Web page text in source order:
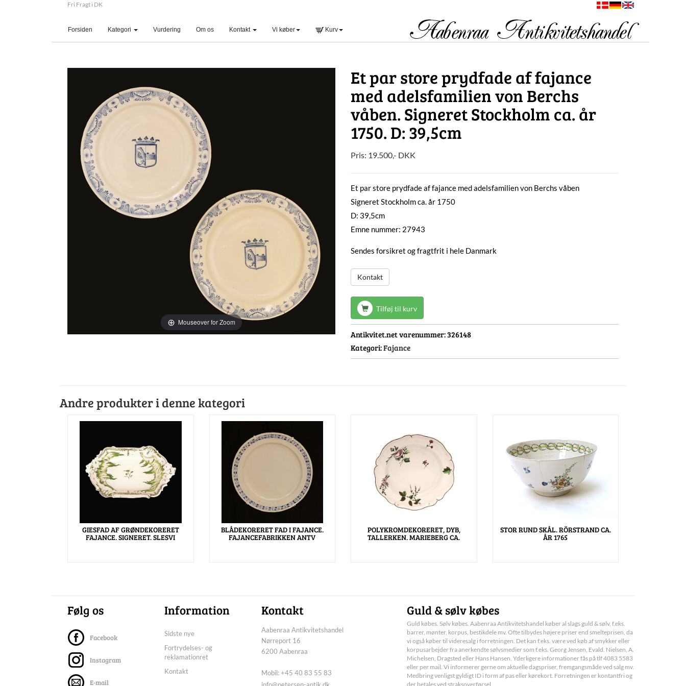
Fri Fragt i DK
Forsiden (current)Kategori Vurdering Om os Kontakt Vi køber Kurv
Mouseover for Zoom
Et par store prydfade af fajance
med adelsfamilien von Berchs
våben. Signeret Stockholm ca. år
1750. D: 39,5cm
Pris: 19.500,- DKK
Et par store prydfade af fajance med adelsfamilien von Berchs våben
Signeret Stockholm ca. år 1750
D: 39,5cm
Emne nummer: 27943
Sendes forsikret og fragtfrit i hele Danmark
Kontakt
Tilføj til kurv
Antikvitet.net varenummer:326148
Kategori:Fajance
Andre produkter i denne kategori
GIESFAD AF GRØNDEKORERET
FAJANCE. SIGNERET. SLESVI
BLÅDEKORERET FAD I FAJANCE.
FAJANCEFABRIKKEN ANTV
POLYKROMDEKORERET, DYB,
TALLERKEN. MARIEBERG CA.
STOR RUND SKÅL. RÖRSTRAND CA.
ÅR 1765
Følg os
Facebook
Instagram
E-mail
Information
Sidste nye
Fortrydelses- og
reklamationret
Kontakt
Kontakt
Aabenraa Antikvitetshandel
Nørreport 16
6200 Aabenraa
Mobil: +45 40 83 55 83
Guld & sølv købes
Guld købes. Sølv købes. Aabenraa Antikvitetshandel køber al slags guld & sølv, f.eks.
barrer, mønter, korpus, bestikdele mv. Ofte tilbydes højere priser end smelteprisen, da
vi også køber til videresalg i forretningen. Det kan f.eks. være ved køb af smykker eller
korpusarbejder fra anerkendte sølvsmedier som f.eks. Georg Jensen, Evald. Nielsen, A.
Michelsen, Dragsted eller Hans Hansen. Yderligere informationer fås på tlf 4083 5583
eller per mail. Vi informerer gerne om aktuelle dagspriser, fremgangsmåde ved salg mv.
Medbring venligst gyldigt ID i form af pas eller kørekort. Forretningen er kontantfri og
der betales ved straksoverførsel.